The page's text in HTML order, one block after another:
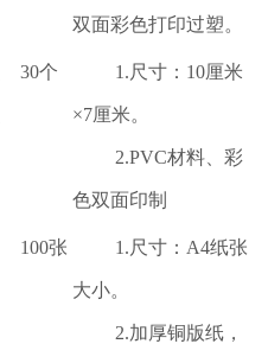
双面彩色打印过塑。
30个 1.尺寸：10厘米
×7厘米。
2.PVC材料、彩
色双面印制
100张 1.尺寸：A4纸张
大小。
2.加厚铜版纸，